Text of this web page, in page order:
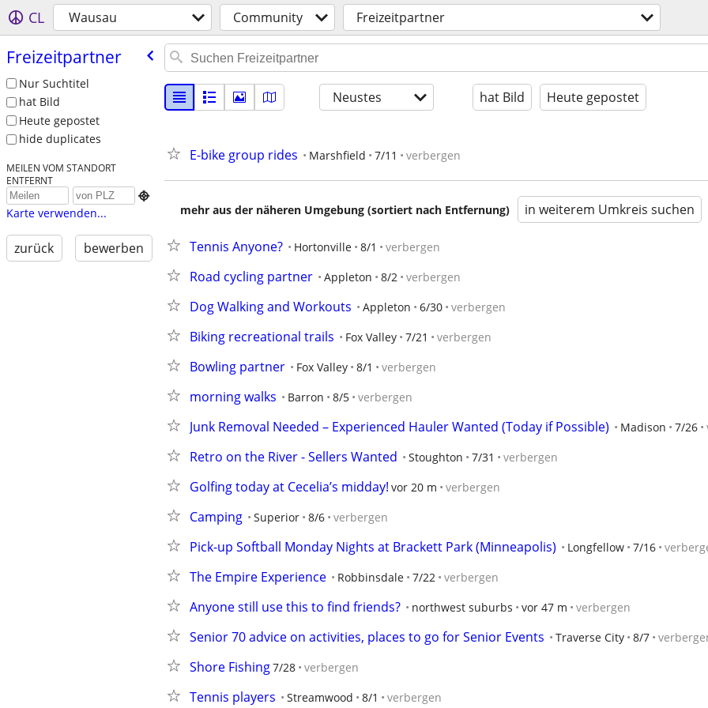
CL Wausau Community Freizeitpartner
Freizeitpartner
Nur Suchtitel
hat Bild
Heute gepostet
hide duplicates
MEILEN VOM STANDORT
ENTFERNT

Karte verwenden...
zurück bewerben
Neustes hat Bild Heute gepostet
E-bike group rides Marshfield 7/11 verbergen
mehr aus der näheren Umgebung (sortiert nach Entfernung) in weiterem Umkreis suchen
Tennis Anyone? Hortonville 8/1 verbergen
Road cycling partner Appleton 8/2 verbergen
Dog Walking and Workouts Appleton 6/30 verbergen
Biking recreational trails Fox Valley 7/21 verbergen
Bowling partner Fox Valley 8/1 verbergen
morning walks Barron 8/5 verbergen
Junk Removal Needed – Experienced Hauler Wanted (Today if Possible) Madison 7/26
Retro on the River - Sellers Wanted Stoughton 7/31 verbergen
Golfing today at Cecelia’s midday! vor 20 m verbergen
Camping Superior 8/6 verbergen
Pick-up Softball Monday Nights at Brackett Park (Minneapolis) Longfellow 7/16
The Empire Experience Robbinsdale 7/22 verbergen
Anyone still use this to find friends? northwest suburbs vor 47 m verbergen
Senior 70 advice on activities, places to go for Senior Events Traverse City 8/7
Shore Fishing7/28 verbergen
Tennis players Streamwood 8/1 verbergen